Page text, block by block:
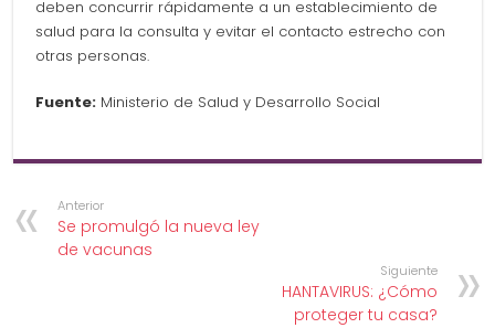
deben concurrir rápidamente a un establecimiento de
salud para la consulta y evitar el contacto estrecho con
otras personas.
Fuente: Ministerio de Salud y Desarrollo Social
Anterior
Se promulgó la nueva ley
de vacunas
Siguiente
HANTAVIRUS: ¿Cómo
proteger tu casa?